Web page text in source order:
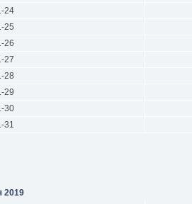
24
25
26
27
28
29
30
31
2019